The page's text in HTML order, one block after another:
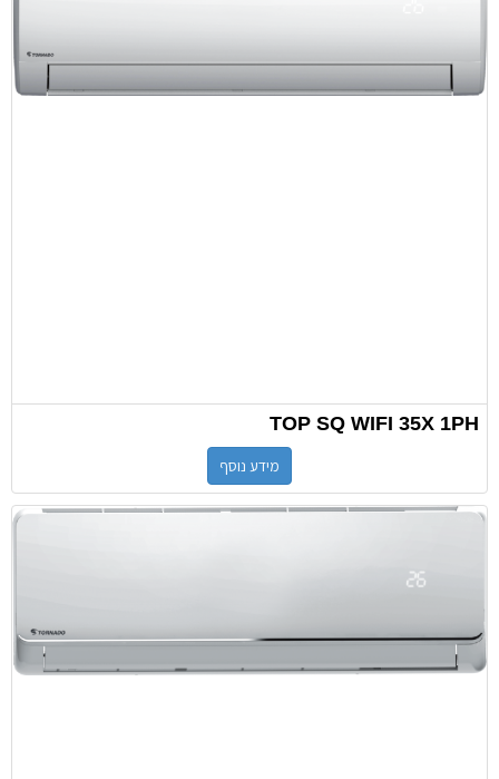
TOP SQ WIFI 35X 1PH
מידע נוסף